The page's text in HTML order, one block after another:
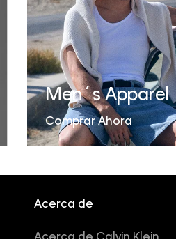
Men´s Apparel
Comprar Ahora
Acerca de